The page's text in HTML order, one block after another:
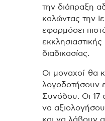
την διάπραξη
καλώντας την
εφαρμόσει
εκκλησιαστικής
διαδικασίας.
Οι μοναχοί θα
λογοδοτήσουν
Συνόδου. Οι 17
να
και να λάβουν